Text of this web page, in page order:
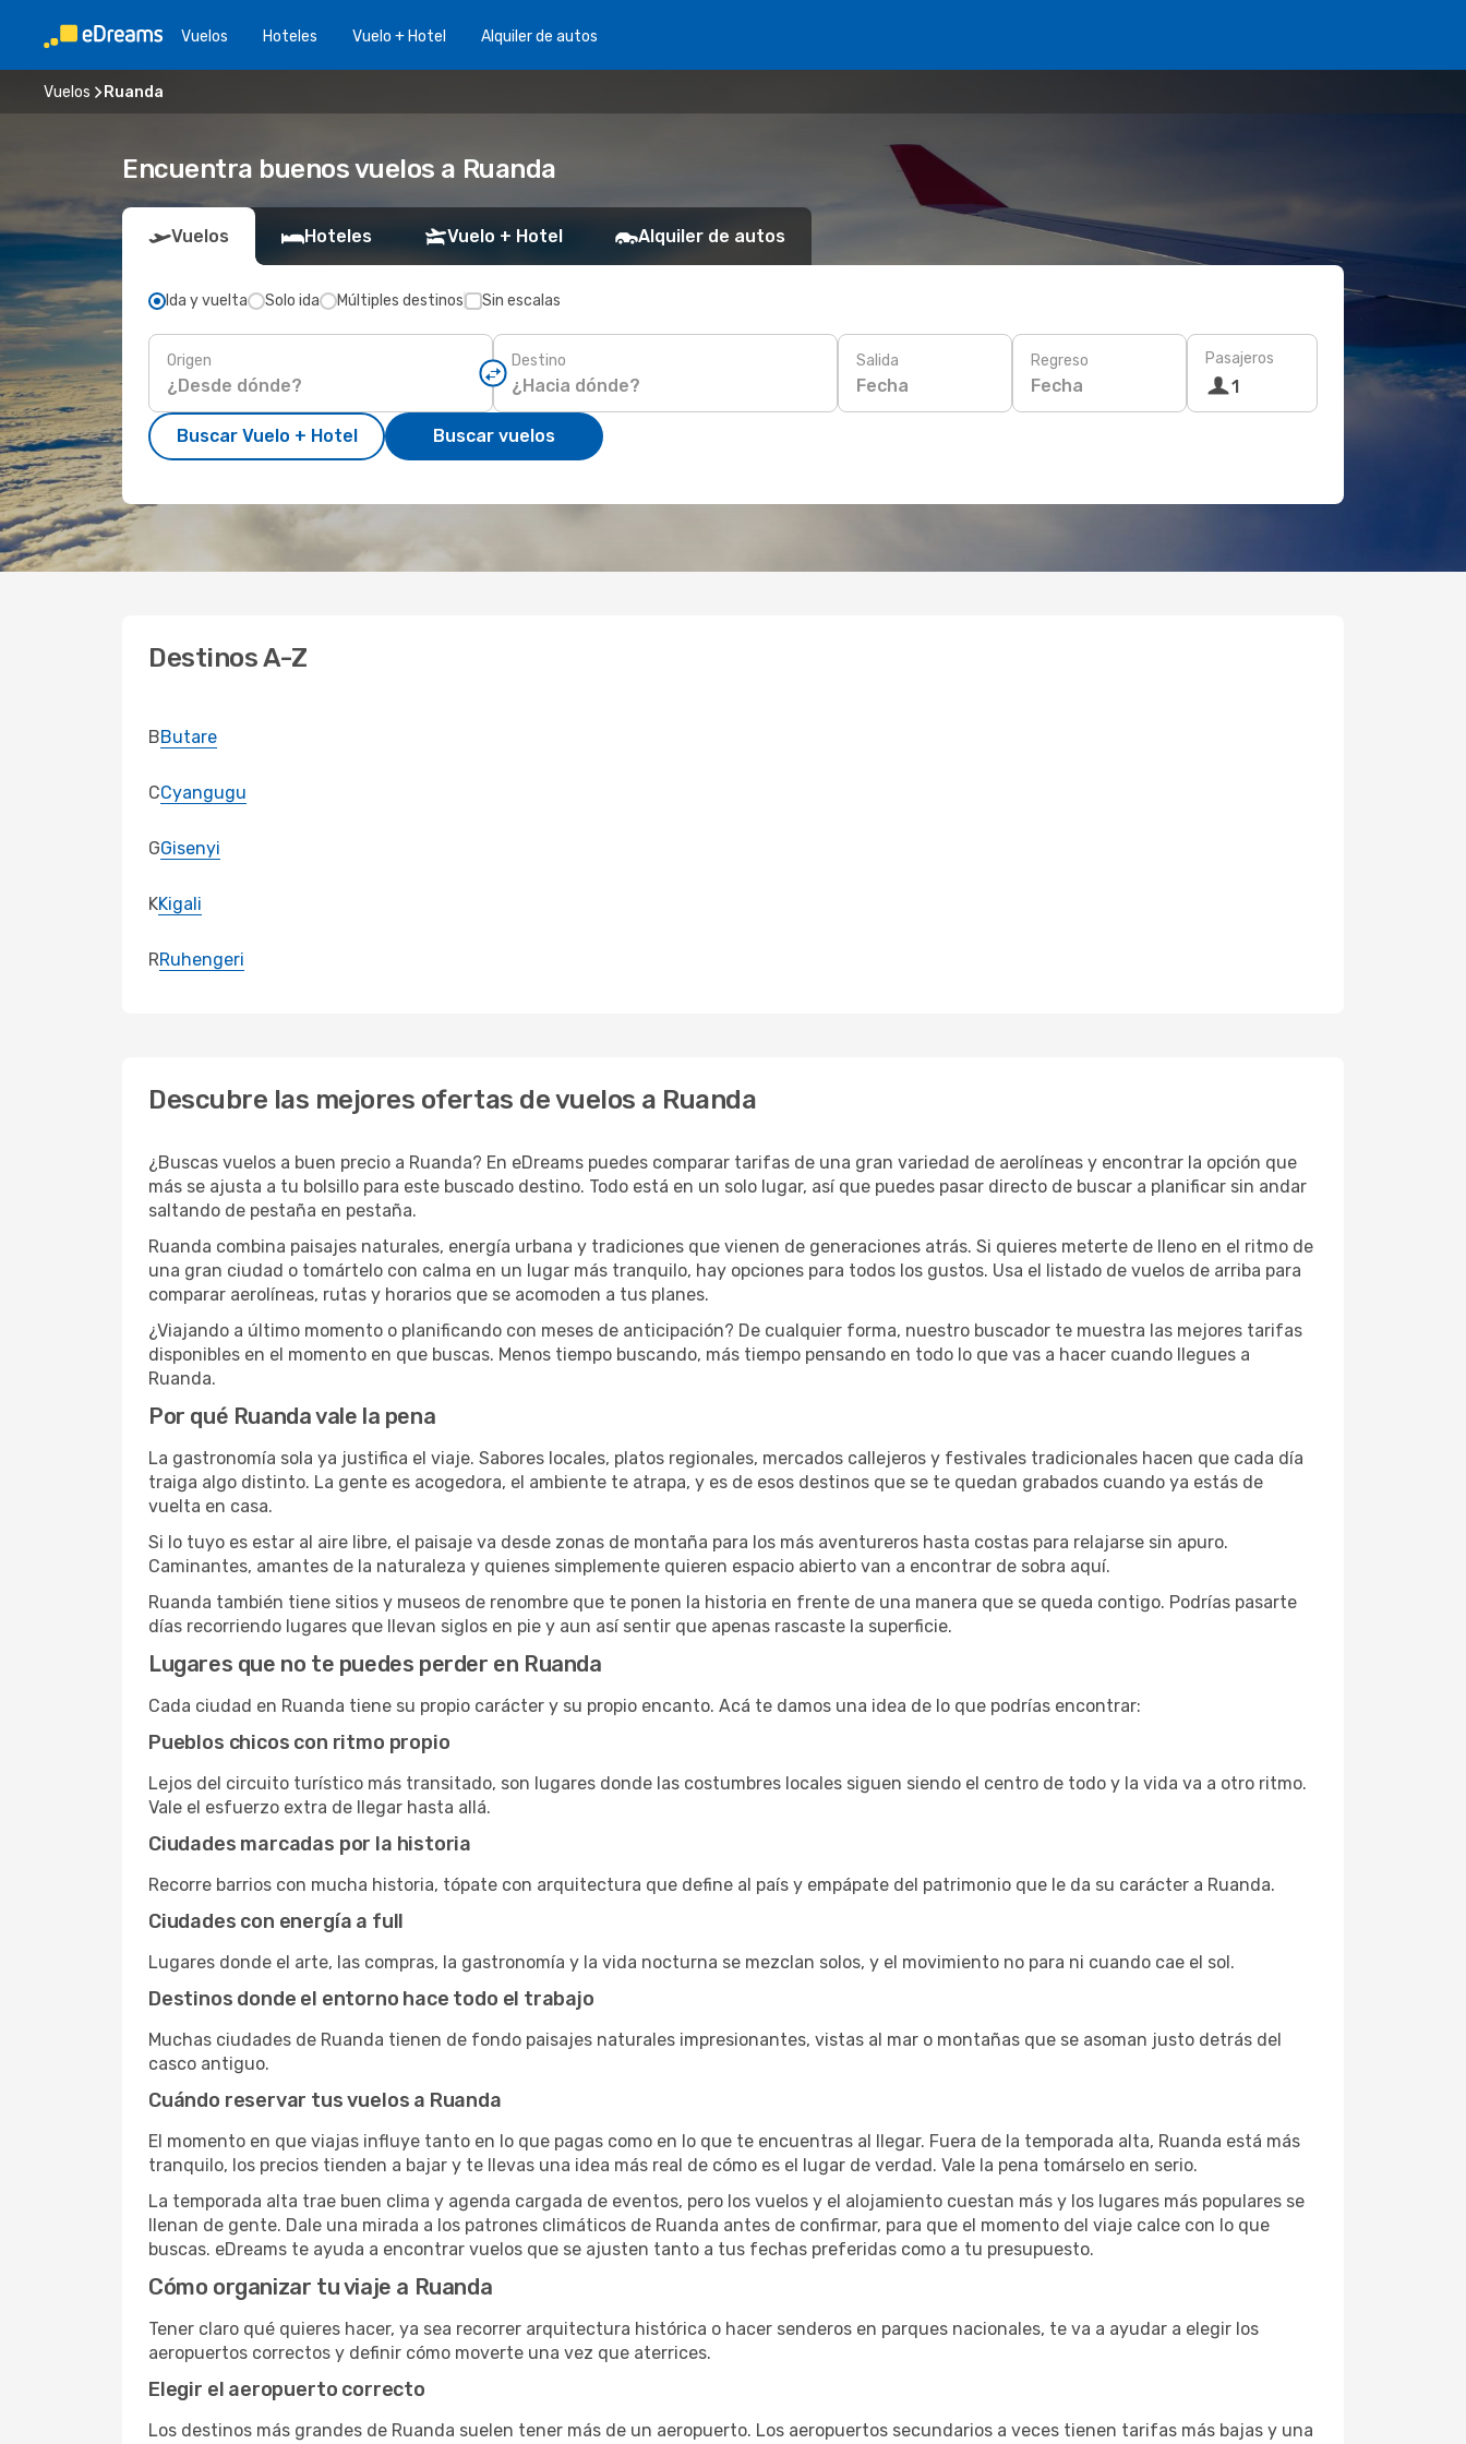
Vuelos Hoteles Vuelo + Hotel Alquiler de autos
Vuelos Ruanda
Encuentra buenos vuelos a Ruanda
Vuelos Hoteles Vuelo + Hotel Alquiler de autos
Ida y vuelta Solo ida Múltiples destinos Sin escalas
Origen Destino Salida
Fecha
Regreso
Fecha
Pasajeros
1
Buscar Vuelo + Hotel Buscar vuelos
Destinos A-Z
BButare
CCyangugu
GGisenyi
KKigali
RRuhengeri
Descubre las mejores ofertas de vuelos a Ruanda
¿Buscas vuelos a buen precio a Ruanda? En eDreams puedes comparar tarifas de una gran variedad de aerolíneas y encontrar la opción que
más se ajusta a tu bolsillo para este buscado destino. Todo está en un solo lugar, así que puedes pasar directo de buscar a planificar sin andar
saltando de pestaña en pestaña.
Ruanda combina paisajes naturales, energía urbana y tradiciones que vienen de generaciones atrás. Si quieres meterte de lleno en el ritmo de
una gran ciudad o tomártelo con calma en un lugar más tranquilo, hay opciones para todos los gustos. Usa el listado de vuelos de arriba para
comparar aerolíneas, rutas y horarios que se acomoden a tus planes.
¿Viajando a último momento o planificando con meses de anticipación? De cualquier forma, nuestro buscador te muestra las mejores tarifas
disponibles en el momento en que buscas. Menos tiempo buscando, más tiempo pensando en todo lo que vas a hacer cuando llegues a
Ruanda.
Por qué Ruanda vale la pena
La gastronomía sola ya justifica el viaje. Sabores locales, platos regionales, mercados callejeros y festivales tradicionales hacen que cada día
traiga algo distinto. La gente es acogedora, el ambiente te atrapa, y es de esos destinos que se te quedan grabados cuando ya estás de
vuelta en casa.
Si lo tuyo es estar al aire libre, el paisaje va desde zonas de montaña para los más aventureros hasta costas para relajarse sin apuro.
Caminantes, amantes de la naturaleza y quienes simplemente quieren espacio abierto van a encontrar de sobra aquí.
Ruanda también tiene sitios y museos de renombre que te ponen la historia en frente de una manera que se queda contigo. Podrías pasarte
días recorriendo lugares que llevan siglos en pie y aun así sentir que apenas rascaste la superficie.
Lugares que no te puedes perder en Ruanda
Cada ciudad en Ruanda tiene su propio carácter y su propio encanto. Acá te damos una idea de lo que podrías encontrar:
Pueblos chicos con ritmo propio
Lejos del circuito turístico más transitado, son lugares donde las costumbres locales siguen siendo el centro de todo y la vida va a otro ritmo.
Vale el esfuerzo extra de llegar hasta allá.
Ciudades marcadas por la historia
Recorre barrios con mucha historia, tópate con arquitectura que define al país y empápate del patrimonio que le da su carácter a Ruanda.
Ciudades con energía a full
Lugares donde el arte, las compras, la gastronomía y la vida nocturna se mezclan solos, y el movimiento no para ni cuando cae el sol.
Destinos donde el entorno hace todo el trabajo
Muchas ciudades de Ruanda tienen de fondo paisajes naturales impresionantes, vistas al mar o montañas que se asoman justo detrás del
casco antiguo.
Cuándo reservar tus vuelos a Ruanda
El momento en que viajas influye tanto en lo que pagas como en lo que te encuentras al llegar. Fuera de la temporada alta, Ruanda está más
tranquilo, los precios tienden a bajar y te llevas una idea más real de cómo es el lugar de verdad. Vale la pena tomárselo en serio.
La temporada alta trae buen clima y agenda cargada de eventos, pero los vuelos y el alojamiento cuestan más y los lugares más populares se
llenan de gente. Dale una mirada a los patrones climáticos de Ruanda antes de confirmar, para que el momento del viaje calce con lo que
buscas. eDreams te ayuda a encontrar vuelos que se ajusten tanto a tus fechas preferidas como a tu presupuesto.
Cómo organizar tu viaje a Ruanda
Tener claro qué quieres hacer, ya sea recorrer arquitectura histórica o hacer senderos en parques nacionales, te va a ayudar a elegir los
aeropuertos correctos y definir cómo moverte una vez que aterrices.
Elegir el aeropuerto correcto
Los destinos más grandes de Ruanda suelen tener más de un aeropuerto. Los aeropuertos secundarios a veces tienen tarifas más bajas y una